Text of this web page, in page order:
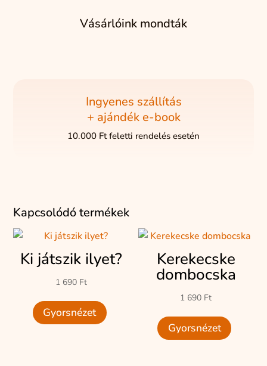
Vásárlóink mondták
Ingyenes szállítás
+ ajándék e-book
10.000 Ft feletti rendelés esetén
Kapcsolódó termékek
Ki játszik ilyet?
1 690 Ft
Gyorsnézet
Kerekecske
dombocska
1 690 Ft
Gyorsnézet